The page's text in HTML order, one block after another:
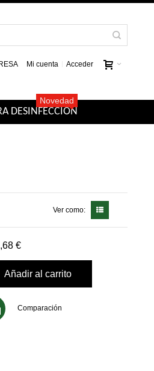
Mi cuenta Acceder
DESINFECCIÓN
Novedad
Ver como:
€
Añadir al carrito
Comparación